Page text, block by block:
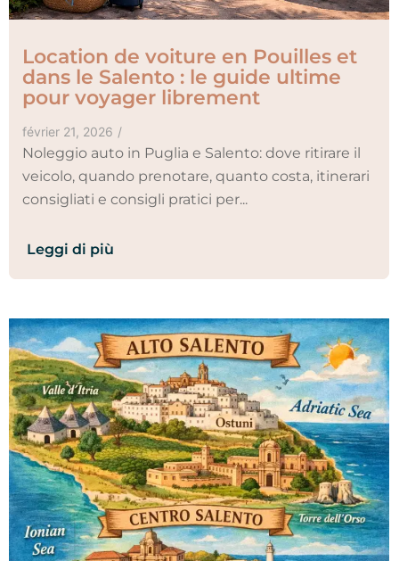
Location de voiture en Pouilles et
dans le Salento : le guide ultime
pour voyager librement
février 21, 2026 /
Noleggio auto in Puglia e Salento: dove ritirare il
veicolo, quando prenotare, quanto costa, itinerari
consigliati e consigli pratici per...
Leggi di più